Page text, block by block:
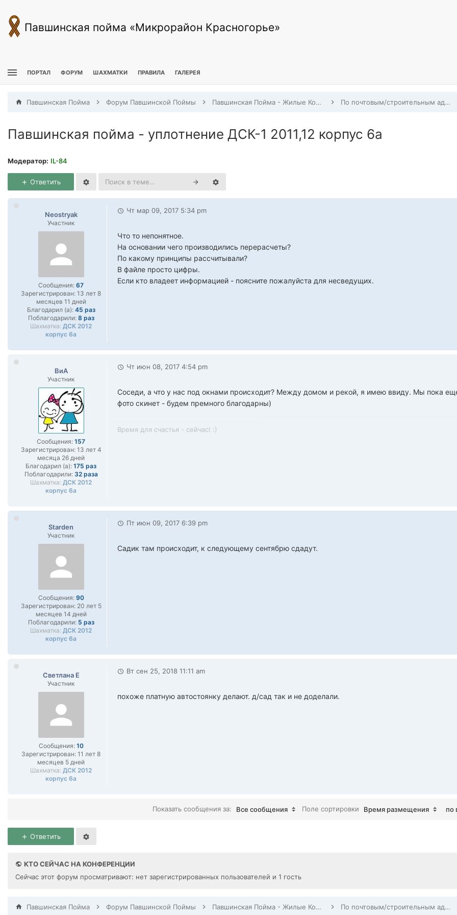
Павшинская пойма «Микрорайон Красногорье»
ПОРТАЛ ФОРУМ ШАХМАТКИ ПРАВИЛА ГАЛЕРЕЯ
Павшинская Пойма Форум Павшинской Поймы Павшинская Пойма - Жилые Комплексы, Строительство, Заселение, Дома по адресам По почтовым/строительным адресам Павшинской Поймы
Павшинская пойма - уплотнение ДСК-1 2011,12 корпус 6а
Модератор: IL-84
Ответить
Neostryak
Участник
Сообщения: 67
Зарегистрирован: 13 лет 8
месяцев 11 дней
Благодарил (а): 45 раз
Поблагодарили: 8 раз
Шахматка: ДСК 2012
корпус 6а
Чт мар 09, 2017 5:34 pm
Что то непонятное.
На основании чего производились перерасчеты?
По какому принципы рассчитывали?
В файле просто цифры.
Если кто владеет информацией - поясните пожалуйста для несведущих.
ВиА
Участник
Сообщения: 157
Зарегистрирован: 13 лет 4
месяца 26 дней
Благодарил (а): 175 раз
Поблагодарили: 32 раза
Шахматка: ДСК 2012
корпус 6а
Чт июн 08, 2017 4:54 pm
Соседи, а что у нас под окнами происходит? Между домом и рекой, я имею ввиду. Мы пока
фото скинет - будем премного благодарны)
Время для счастья - сейчас! :)
Starden
Участник
Сообщения: 90
Зарегистрирован: 20 лет 5
месяцев 14 дней
Поблагодарили: 5 раз
Шахматка: ДСК 2012
корпус 6а
Пт июн 09, 2017 6:39 pm
Садик там происходит, к следующему сентябрю сдадут.
Светлана Е
Участник
Сообщения: 10
Зарегистрирован: 11 лет 8
месяцев 5 дней
Шахматка: ДСК 2012
корпус 6а
Вт сен 25, 2018 11:11 am
похоже платную автостоянку делают. д/сад так и не доделали.
Показать сообщения за: Все сообщения Поле сортировки Время размещения по
Ответить
КТО СЕЙЧАС НА КОНФЕРЕНЦИИ
Сейчас этот форум просматривают: нет зарегистрированных пользователей и 1 гость
Павшинская Пойма Форум Павшинской Поймы Павшинская Пойма - Жилые Комплексы, Строительство, Заселение, Дома по адресам По почтовым/строительным адресам Павшинской Поймы